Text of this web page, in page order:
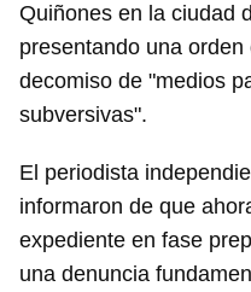
Quiñones en la ciudad
presentando una
decomiso de "medios
subversivas".
El periodista
informaron de que
expediente en fase
una denuncia